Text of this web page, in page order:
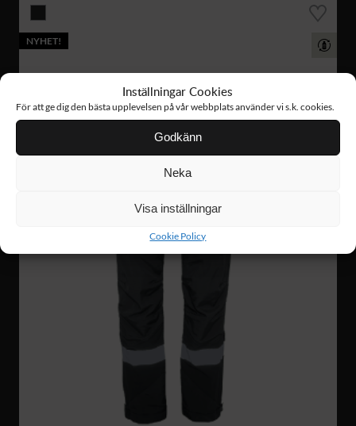
Inställningar Cookies
För att ge dig den bästa upplevelsen på vår webbplats använder vi s.k. cookies.
Godkänn
Neka
Visa inställningar
Cookie Policy
NYHET!